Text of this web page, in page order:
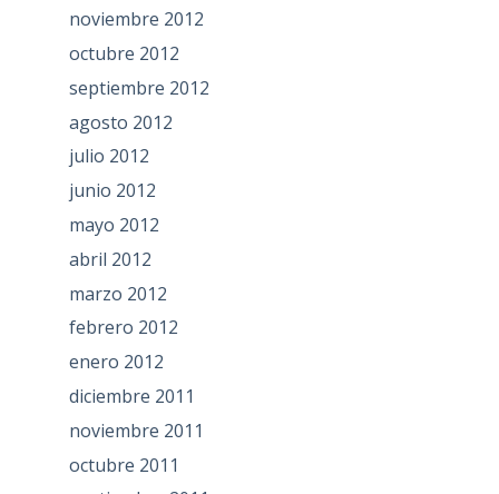
noviembre 2012
octubre 2012
septiembre 2012
agosto 2012
julio 2012
junio 2012
mayo 2012
abril 2012
marzo 2012
febrero 2012
enero 2012
diciembre 2011
noviembre 2011
octubre 2011